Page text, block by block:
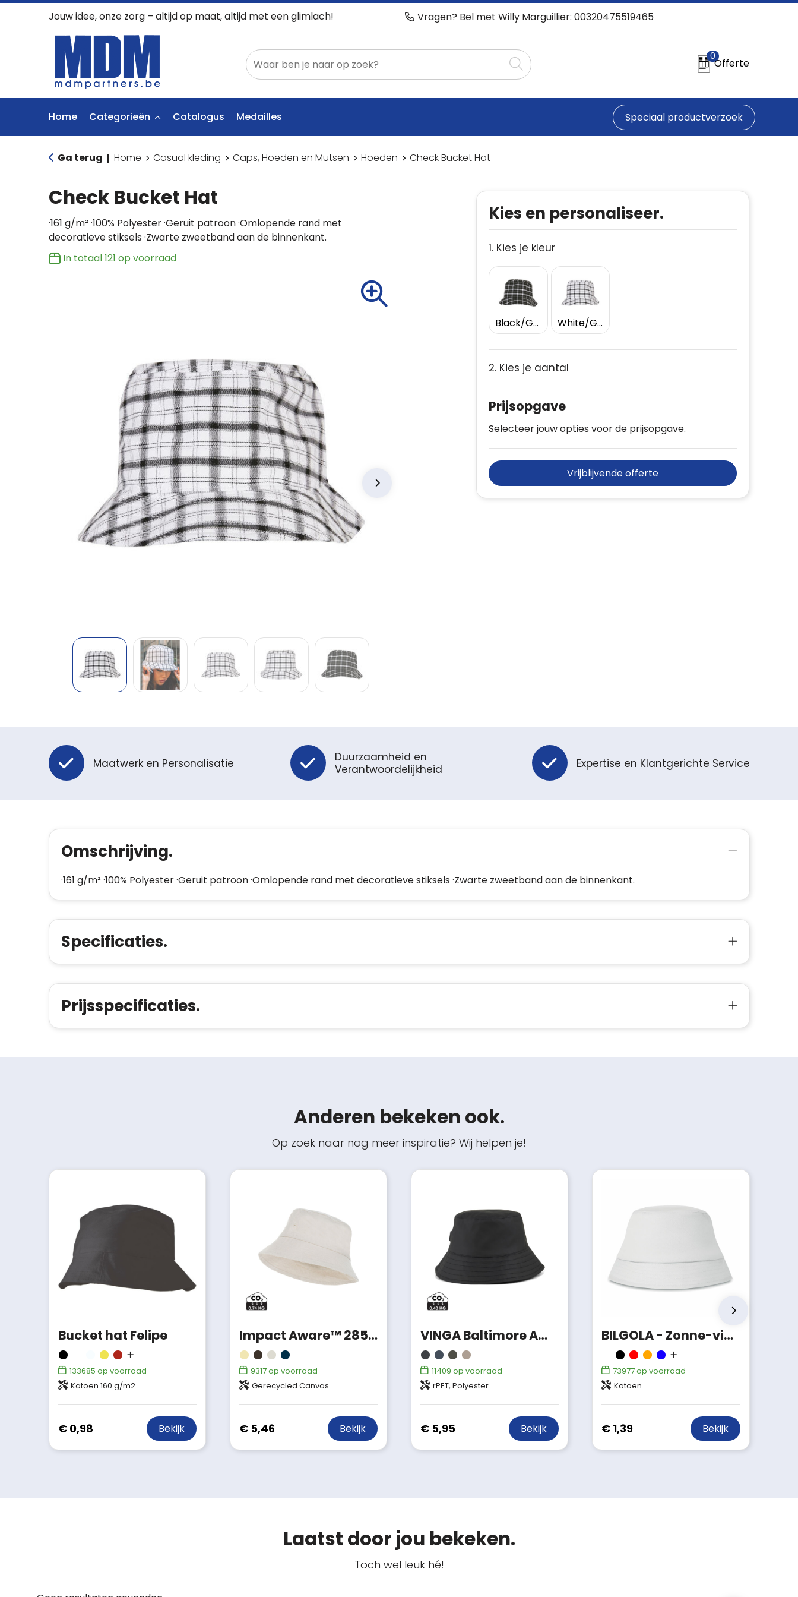
Jouw idee, onze zorg – altijd op maat, altijd met een glimlach! Vragen? Bel met Willy Marguillier: 00320475519465
0
Offerte
Home Categorieën Catalogus Medailles Speciaal productverzoek
Ga terug | Home Casual kleding Caps, Hoeden en Mutsen Hoeden Check Bucket Hat
Check Bucket Hat
·161 g/m² ·100% Polyester ·Geruit patroon ·Omlopende rand met
decoratieve stiksels ·Zwarte zweetband aan de binnenkant.
In totaal121 op voorraad
Kies en personaliseer.
1. Kies je kleur
Black/Grey White/Grey
2. Kies je aantal
Prijsopgave
Selecteer jouw opties voor de prijsopgave.
Vrijblijvende offerte
Maatwerk en Personalisatie
Duurzaamheid en
Verantwoordelijkheid
Expertise en Klantgerichte Service
Omschrijving.
·161 g/m² ·100% Polyester ·Geruit patroon ·Omlopende rand met decoratieve stiksels ·Zwarte zweetband aan de binnenkant.
Specificaties.
Prijsspecificaties.
Anderen bekeken ook.
Op zoek naar nog meer inspiratie? Wij helpen je!
Bucket hat Felipe
133685 op voorraad
Katoen 160 g/m2
€ 0,98 Bekijk
Impact Aware™ 285gsm one size rcanvas vissershoed ongeverfd
9317op voorraad
Gerecycled Canvas
€ 5,46 Bekijk
VINGA Baltimore AWARE™ gerecycled PET vissershoed
11409 op voorraad
rPET, Polyester
€ 5,95 Bekijk
BILGOLA - Zonne-vissershoed katoen 160g
73977op voorraad
Katoen
€ 1,39 Bekijk
Laatst door jou bekeken.
Toch wel leuk hé!